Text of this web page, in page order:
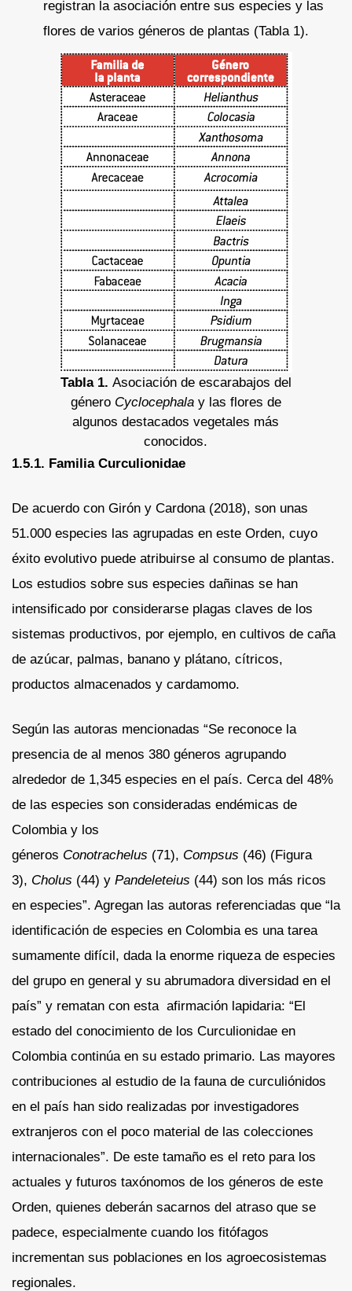
registran la asociación entre sus especies y las
flores de varios géneros de plantas (Tabla 1).
Tabla 1. Asociación de escarabajos del
género Cyclocephala y las flores de
algunos destacados vegetales más
conocidos.
1.5.1. Familia Curculionidae
De acuerdo con Girón y Cardona (2018), son unas
51.000 especies las agrupadas en este Orden, cuyo
éxito evolutivo puede atribuirse al consumo de plantas.
Los estudios sobre sus especies dañinas se han
intensificado por considerarse plagas claves de los
sistemas productivos, por ejemplo, en cultivos de caña
de azúcar, palmas, banano y plátano, cítricos,
productos almacenados y cardamomo.
Según las autoras mencionadas “Se reconoce la
presencia de al menos 380 géneros agrupando
alrededor de 1,345 especies en el país. Cerca del 48%
de las especies son consideradas endémicas de
Colombia y los
géneros Conotrachelus (71), Compsus (46) (Figura
3), Cholus (44) y Pandeleteius (44) son los más ricos
en especies”. Agregan las autoras referenciadas que “la
identificación de especies en Colombia es una tarea
sumamente difícil, dada la enorme riqueza de especies
del grupo en general y su abrumadora diversidad en el
país” y rematan con esta afirmación lapidaria: “El
estado del conocimiento de los Curculionidae en
Colombia continúa en su estado primario. Las mayores
contribuciones al estudio de la fauna de curculiónidos
en el país han sido realizadas por investigadores
extranjeros con el poco material de las colecciones
internacionales”. De este tamaño es el reto para los
actuales y futuros taxónomos de los géneros de este
Orden, quienes deberán sacarnos del atraso que se
padece, especialmente cuando los fitófagos
incrementan sus poblaciones en los agroecosistemas
regionales.